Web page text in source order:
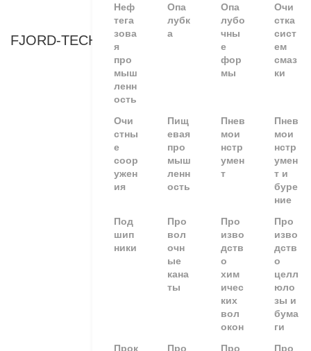
FJORD-TECHNOLOGY
Неф
тега
зова
я
про
мыш
ленн
ость
Опа
лубк
а
Опа
лубо
чны
е
фор
мы
Очи
стка
сист
ем
смаз
ки
Очи
стны
е
соор
ужен
ия
Пищ
евая
про
мыш
ленн
ость
Пнев
мои
нстр
умен
т
Пнев
мои
нстр
умен
т и
буре
ние
Под
шип
ники
Про
вол
очн
ые
кана
ты
Про
изво
дств
о
хим
ичес
ких
вол
окон
Про
изво
дств
о
целл
юло
зы и
бума
ги
Прок Про Про Про